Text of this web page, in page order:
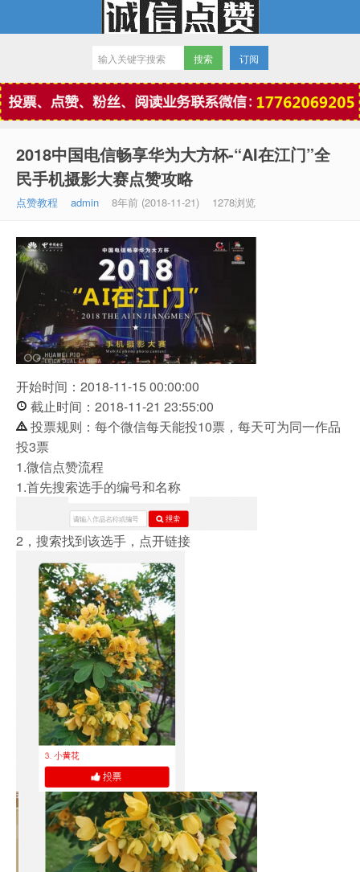
微信点赞
订阅
2018中国电信畅享华为大方杯-“AI在江门”全
民手机摄影大赛点赞攻略
点赞教程 admin 8年前 (2018-11-21) 1278浏览
开始时间：2018-11-15 00:00:00
截止时间：2018-11-21 23:55:00
投票规则：每个微信每天能投10票，每天可为同一作品
投3票
1.微信点赞流程
1.首先搜索选手的编号和名称
2，搜索找到该选手，点开链接